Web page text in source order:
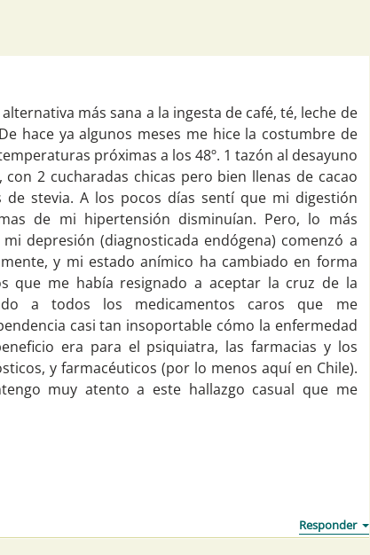
más sana a la ingesta de café, té, leche de
hace ya algunos meses me hice la costumbre de
próximas a los 48º. 1 tazón al desayuno
2 cucharadas chicas pero bien llenas de cacao
de stevia. A los pocos días sentí que mi digestión
de mi hipertensión disminuían. Pero, lo más
depresión (diagnosticada endógena) comenzó a
y mi estado anímico ha cambiado en forma
que me había resignado a aceptar la cruz de la
a todos los medicamentos caros que me
casi tan insoportable cómo la enfermedad
era para el psiquiatra, las farmacias y los
y farmacéuticos (por lo menos aquí en Chile).
muy atento a este hallazgo casual que me